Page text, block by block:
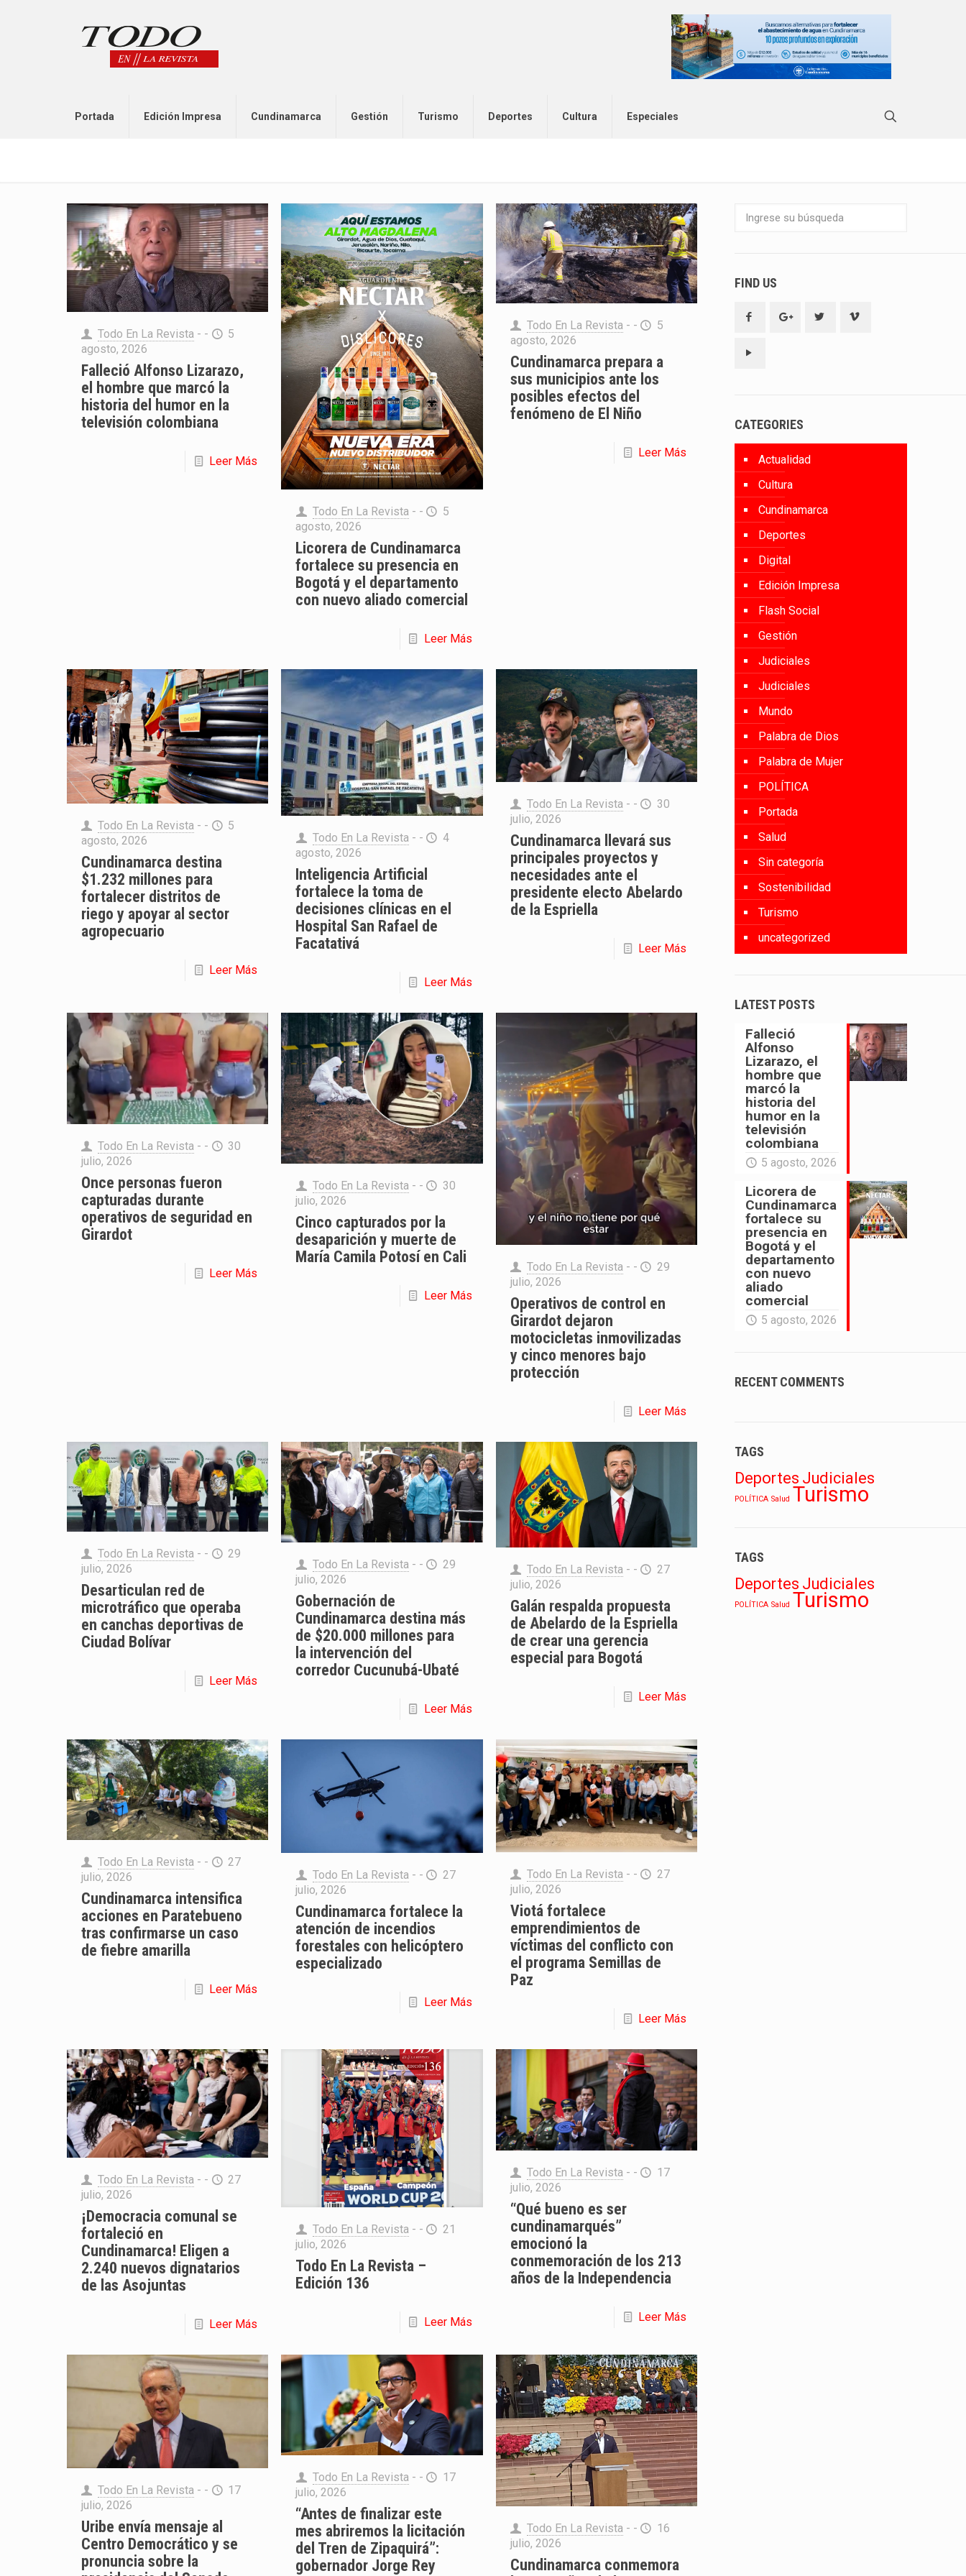
Portada Edición Impresa Cundinamarca Gestión Turismo Deportes Cultura Especiales
Todo En La Revista - -
5
agosto, 2026
Falleció Alfonso Lizarazo,
el hombre que marcó la
historia del humor en la
televisión colombiana
Leer Más
Todo En La Revista - -
5
agosto, 2026
Licorera de Cundinamarca
fortalece su presencia en
Bogotá y el departamento
con nuevo aliado comercial
Leer Más
Todo En La Revista - -
5
agosto, 2026
Cundinamarca prepara a
sus municipios ante los
posibles efectos del
fenómeno de El Niño
Leer Más
Todo En La Revista - -
5
agosto, 2026
Cundinamarca destina
$1.232 millones para
fortalecer distritos de
riego y apoyar al sector
agropecuario
Leer Más
Todo En La Revista - -
4
agosto, 2026
Inteligencia Artificial
fortalece la toma de
decisiones clínicas en el
Hospital San Rafael de
Facatativá
Leer Más
Todo En La Revista - -
30
julio, 2026
Cundinamarca llevará sus
principales proyectos y
necesidades ante el
presidente electo Abelardo
de la Espriella
Leer Más
Todo En La Revista - -
30
julio, 2026
Once personas fueron
capturadas durante
operativos de seguridad en
Girardot
Leer Más
Todo En La Revista - -
30
julio, 2026
Cinco capturados por la
desaparición y muerte de
María Camila Potosí en Cali
Leer Más
Todo En La Revista - -
29
julio, 2026
Operativos de control en
Girardot dejaron
motocicletas inmovilizadas
y cinco menores bajo
protección
Leer Más
Todo En La Revista - -
29
julio, 2026
Desarticulan red de
microtráfico que operaba
en canchas deportivas de
Ciudad Bolívar
Leer Más
Todo En La Revista - -
29
julio, 2026
Gobernación de
Cundinamarca destina más
de $20.000 millones para
la intervención del
corredor Cucunubá-Ubaté
Leer Más
Todo En La Revista - -
27
julio, 2026
Galán respalda propuesta
de Abelardo de la Espriella
de crear una gerencia
especial para Bogotá
Leer Más
Todo En La Revista - -
27
julio, 2026
Cundinamarca intensifica
acciones en Paratebueno
tras confirmarse un caso
de fiebre amarilla
Leer Más
Todo En La Revista - -
27
julio, 2026
Cundinamarca fortalece la
atención de incendios
forestales con helicóptero
especializado
Leer Más
Todo En La Revista - -
27
julio, 2026
Viotá fortalece
emprendimientos de
víctimas del conflicto con
el programa Semillas de
Paz
Leer Más
Todo En La Revista - -
27
julio, 2026
¡Democracia comunal se
fortaleció en
Cundinamarca! Eligen a
2.240 nuevos dignatarios
de las Asojuntas
Leer Más
Todo En La Revista - -
21
julio, 2026
Todo En La Revista –
Edición 136
Leer Más
Todo En La Revista - -
17
julio, 2026
“Qué bueno es ser
cundinamarqués”
emocionó la
conmemoración de los 213
años de la Independencia
Leer Más
Todo En La Revista - -
17
julio, 2026
Uribe envía mensaje al
Centro Democrático y se
pronuncia sobre la
Todo En La Revista - -
17
julio, 2026
“Antes de finalizar este
mes abriremos la licitación
del Tren de Zipaquirá”:
gobernador Jorge Rey
Todo En La Revista - -
16
julio, 2026
Cundinamarca conmemora
FIND US
CATEGORIES
Actualidad
Cultura
Cundinamarca
Deportes
Digital
Edición Impresa
Flash Social
Gestión
Judiciales
Judiciales
Mundo
Palabra de Dios
Palabra de Mujer
POLÍTICA
Portada
Salud
Sin categoría
Sostenibilidad
Turismo
uncategorized
LATEST POSTS
Falleció
Alfonso
Lizarazo, el
hombre que
marcó la
historia del
humor en la
televisión
colombiana
5 agosto, 2026
Licorera de
Cundinamarca
fortalece su
presencia en
Bogotá y el
departamento
con nuevo
aliado
comercial
5 agosto, 2026
RECENT COMMENTS
TAGS
Deportes Judiciales
POLÍTICA Salud Turismo
TAGS
Deportes Judiciales
POLÍTICA Salud Turismo